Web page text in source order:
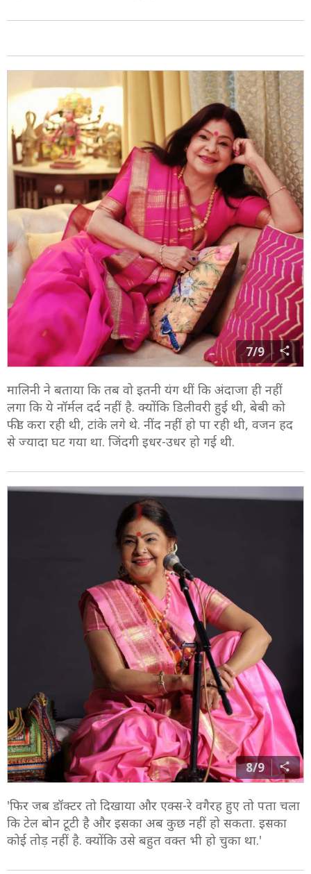
7/9
मालिनी ने बताया कि तब वो इतनी यंग थीं कि अंदाजा ही नहीं
लगा कि ये नॉर्मल दर्द नहीं है. क्योंकि डिलीवरी हुई थी, बेबी को
फीड करा रही थी, टांके लगे थे. नींद नहीं हो पा रही थी, वजन हद
से ज्यादा घट गया था. जिंदगी इधर-उधर हो गई थी.
8/9
'फिर जब डॉक्टर तो दिखाया और एक्स-रे वगैरह हुए तो पता चला
कि टेल बोन टूटी है और इसका अब कुछ नहीं हो सकता. इसका
कोई तोड़ नहीं है. क्योंकि उसे बहुत वक्त भी हो चुका था.'